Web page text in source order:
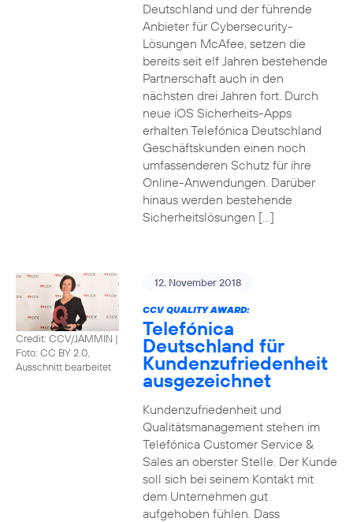
Deutschland und der führende
Anbieter für Cybersecurity-
Lösungen McAfee, setzen die
bereits seit elf Jahren bestehende
Partnerschaft auch in den
nächsten drei Jahren fort. Durch
neue iOS Sicherheits-Apps
erhalten Telefónica Deutschland
Geschäftskunden einen noch
umfassenderen Schutz für ihre
Online-Anwendungen. Darüber
hinaus werden bestehende
Sicherheitslösungen […]
Credit: CCV/JAMMIN |
Foto: CC BY 2.0,
Ausschnitt bearbeitet
12. November 2018
CCV QUALITY AWARD:
Telefónica
Deutschland für
Kundenzufriedenheit
ausgezeichnet
Kundenzufriedenheit und
Qualitätsmanagement stehen im
Telefónica Customer Service &
Sales an oberster Stelle. Der Kunde
soll sich bei seinem Kontakt mit
dem Unternehmen gut
aufgehoben fühlen. Dass